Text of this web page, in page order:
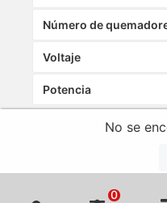
Número de
Voltaje
Potencia
No se
0